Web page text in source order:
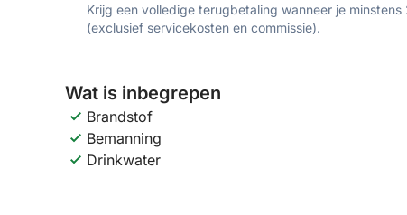
Krijg een volledige terugbetaling wanneer je
(exclusief servicekosten en commissie).
Wat is inbegrepen
Brandstof
Bemanning
Drinkwater